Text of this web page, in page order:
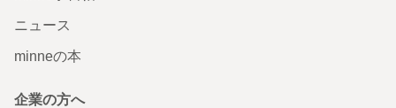
ニュース
minneの本
企業の方へ